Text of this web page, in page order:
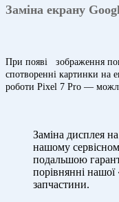
Заміна екрану
При появі зображення
спотворенні картинки на
роботи Pixel 7 Pro —
Заміна дисплея
нашому
подальшою
порівнянні
запчастини.